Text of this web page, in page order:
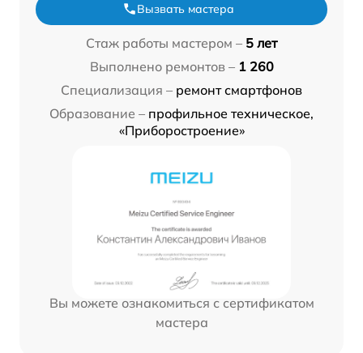
Вызвать мастера
Стаж работы мастером – 5 лет
Выполнено ремонтов – 1 260
Специализация – ремонт смартфонов
Образование – профильное техническое,
«Приборостроение»
Вы можете ознакомиться с сертификатом
мастера